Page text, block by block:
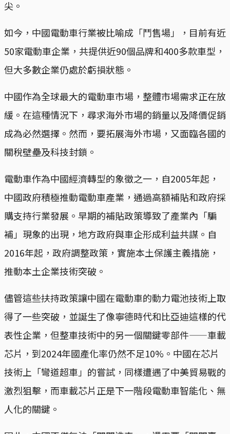
尖。
如今，中國電動車行業被比喻成「鬥售場」，目前有近
50家電動車企業，共提供近90個品牌和400多款車型，
但大多數企業仍處於虧損狀態。
中國作為全球最大的電動車市場，整體市場需求正在放
緩。在這種情況下，尋求海外市場的銷量以及降價促銷
成為必然選擇。然而，要拓展海外市場，又面臨各國的
關稅壁壘及科技封鎖。
電動車作為中國經濟轉型的象徵之一，自2005年起，
中國政府積極推動電動車產業，通過高額補貼和政府採
購支持行業發展。早期的補貼政策導致了產業內「騙
補」現象的出現，地方政府與車企形成利益共謀。自
2016年起，政府調整政策，實施本土保護主義措施，
推動本土企業技術突破。
儘管這些扶持政策讓中國在電動車的動力電池技術上取
得了一些突破，並誕生了像寧德時代和比亞迪這樣的代
表性企業，但整車技術中的另一個關鍵零部件——車載
芯片，到2024年國產化率仍然不足10%。中國在芯片
技術上「彎道超車」的嘗試，同樣遭遇了中美貿易戰的
激烈狙擊，而車載芯片正是下一階段電動車智能化、無
人化的關鍵。